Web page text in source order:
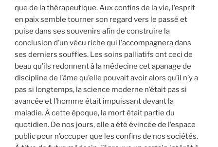
que de la thérapeutique. Aux confins de la vie, l’esprit
en paix semble tourner son regard vers le passé et
puise dans ses souvenirs afin de construire la
conclusion d’un vécu riche qui l’accompagnera dans
ses derniers souffles. Les soins palliatifs ont ceci de
beau qu’ils redonnent à la médecine cet apanage de
discipline de l’âme qu’elle pouvait avoir alors qu’il n’y a
pas si longtemps, la science moderne n’était pas si
avancée et l’homme était impuissant devant la
maladie. À cette époque, la mort était partie du
quotidien. De nos jours, elle a été évincée de l’espace
public pour n’occuper que les confins de nos sociétés.